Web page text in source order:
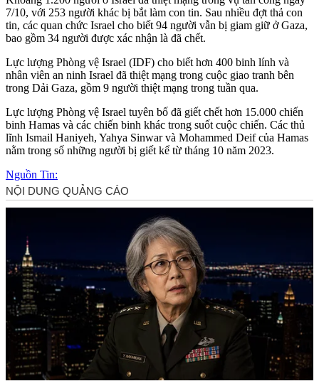
7/10, với 253 người khác bị bắt làm con tin. Sau nhiều đợt thả con
tin, các quan chức Israel cho biết 94 người vẫn bị giam giữ ở Gaza,
bao gồm 34 người được xác nhận là đã chết.
Lực lượng Phòng vệ Israel (IDF) cho biết hơn 400 binh lính và
nhân viên an ninh Israel đã thiệt mạng trong cuộc giao tranh bên
trong Dải Gaza, gồm 9 người thiệt mạng trong tuần qua.
Lực lượng Phòng vệ Israel tuyên bố đã giết chết hơn 15.000 chiến
binh Hamas và các chiến binh khác trong suốt cuộc chiến. Các thủ
lĩnh Ismail Haniyeh, Yahya Sinwar và Mohammed Deif của Hamas
nằm trong số những người bị giết kể từ tháng 10 năm 2023.
Nguồn Tin: